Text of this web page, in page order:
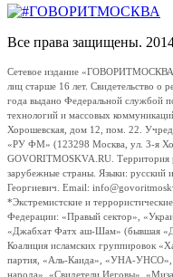
Все права защищены.
Сетевое издание
лиц старше 16 лет. Свидетельство
года выдано Федеральной службой
технологий и массовых
Хорошевская, дом 12, пом. 22.
«РУ ФМ» (123298 Москва, ул. 3-я
GOVORITMOSKVA.RU. Территория
зарубежные страны. Языки: русский
Георгиевич. Email:
*Экстремистские и
Федерации: «Правый сектор»,
«Джабхат Фатх аш-Шам» (бывшая
Коалиция исламских группировок
партия, «Аль-Каида», «УНА-УНСО»,
народа», «Свидетели Иеговы»,